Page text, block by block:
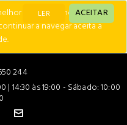
desempenho e
a navegar aceita a
LER ACEITAR
244
| 14:30 às 19:00 - Sábado: 10:00